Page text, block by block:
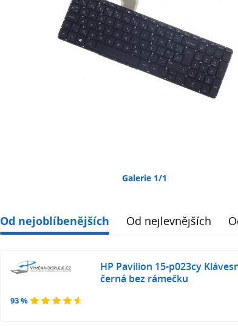
Galerie 1/1
Od nejoblíbenějších Od nejlevnějších
93 %
HP Pavilion 15-p023cy
černá bez rámečku